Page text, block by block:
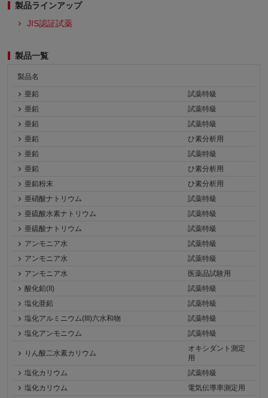
製品ラインアップ
JIS認証試薬
製品一覧
製品名
亜鉛
試薬特級
亜鉛
試薬特級
亜鉛
試薬特級
亜鉛
ひ素分析用
亜鉛
試薬特級
亜鉛
ひ素分析用
亜鉛粉末
ひ素分析用
亜硝酸ナトリウム
試薬特級
亜硫酸水素ナトリウム
試薬特級
亜硫酸ナトリウム
試薬特級
アンモニア水
試薬特級
アンモニア水
試薬特級
アンモニア水
医薬品試験用
酸化鉛(II)
試薬特級
塩化亜鉛
試薬特級
塩化アルミニウム(III)六水和物
試薬特級
塩化アンモニウム
試薬特級
りん酸二水素カリウム
オキシダント測定
用
塩化カリウム
試薬特級
塩化カリウム
電気伝導率測定用